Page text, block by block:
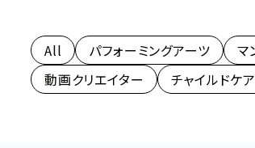
しています。書道師範の資
格を保有しています。
All パフォーミングアーツ マ
動画クリエイター
チャイルドケア